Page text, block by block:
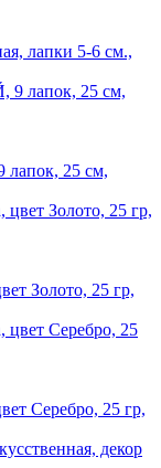
лапки 5-6 см.,
25 см,
Золото, 25 гр,
Серебро, 25 гр,